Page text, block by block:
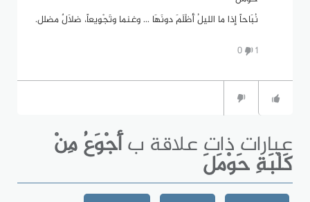
نُبَاحاً إذا ما الليلُ أَظْلَمَ دونَهَا ... وغنما وتَجْوِيعاً، ضلاَلٌ مضلل.
1
0
عبارات ذات علاقة بأَجْوَعُ مِنْ
كَلْبَةِ حَوْمَلَ